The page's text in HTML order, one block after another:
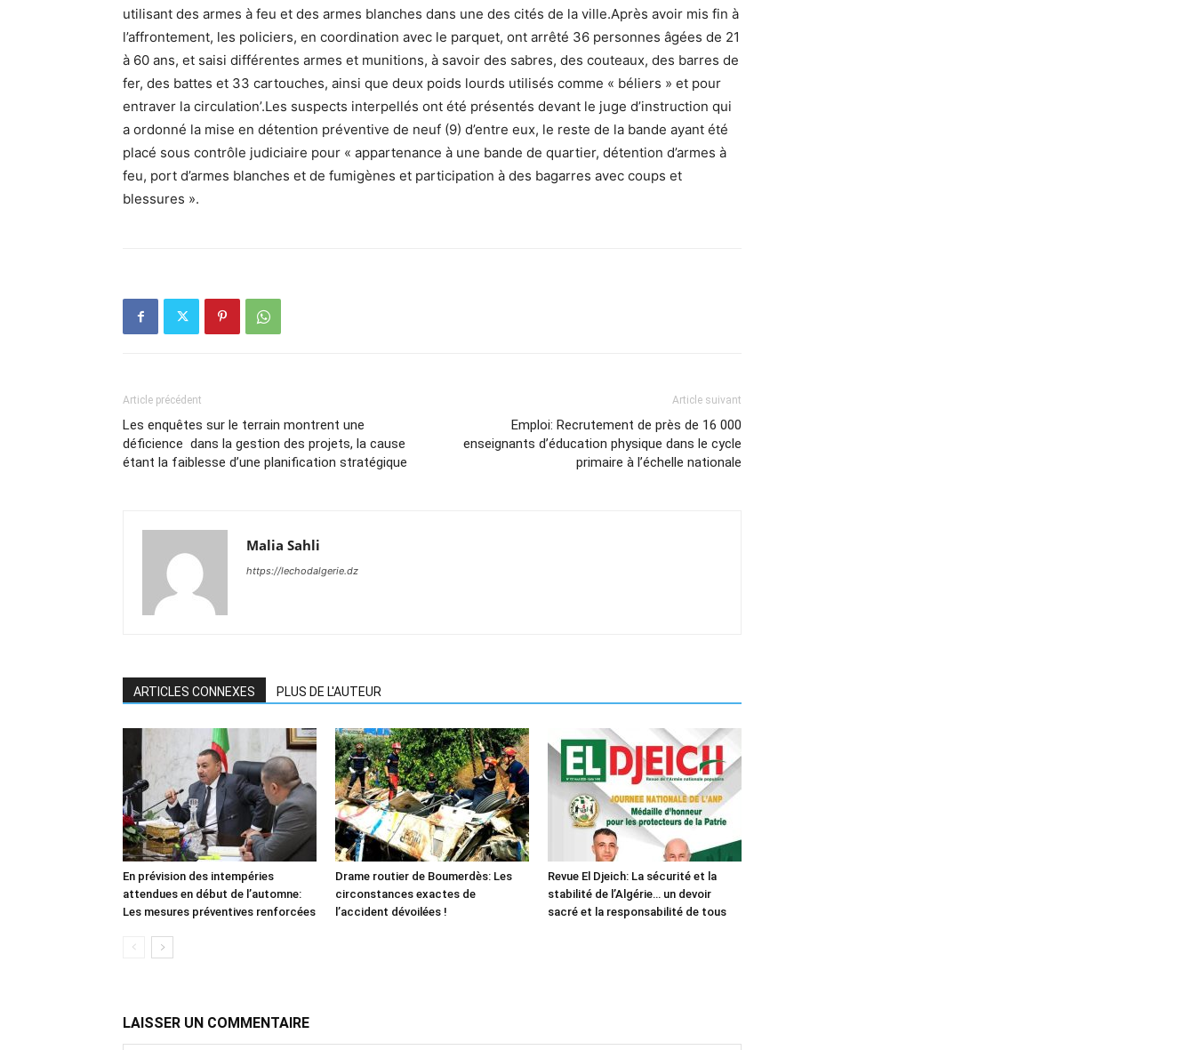
utilisant des armes à feu et des armes blanches dans une des cités de la ville.Après avoir mis fin à
l’affrontement, les policiers, en coordination avec le parquet, ont arrêté 36 personnes âgées de 21
à 60 ans, et saisi différentes armes et munitions, à savoir des sabres, des couteaux, des barres de
fer, des battes et 33 cartouches, ainsi que deux poids lourds utilisés comme « béliers » et pour
entraver la circulation’.Les suspects interpellés ont été présentés devant le juge d’instruction qui
a ordonné la mise en détention préventive de neuf (9) d’entre eux, le reste de la bande ayant été
placé sous contrôle judiciaire pour « appartenance à une bande de quartier, détention d’armes à
feu, port d’armes blanches et de fumigènes et participation à des bagarres avec coups et
blessures ».
Article précédent
Les enquêtes sur le terrain montrent une
déficience dans la gestion des projets, la cause
étant la faiblesse d’une planification stratégique
Article suivant
Emploi: Recrutement de près de 16 000
enseignants d’éducation physique dans le cycle
primaire à l’échelle nationale
Malia Sahli
https://lechodalgerie.dz
ARTICLES CONNEXES PLUS DE L'AUTEUR
En prévision des intempéries
attendues en début de l’automne:
Les mesures préventives renforcées
Drame routier de Boumerdès: Les
circonstances exactes de
l’accident dévoilées !
Revue El Djeich: La sécurité et la
stabilité de l’Algérie… un devoir
sacré et la responsabilité de tous
LAISSER UN COMMENTAIRE